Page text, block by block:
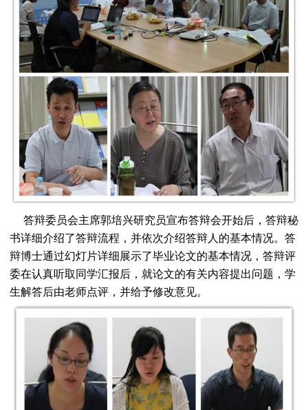
答辩委员会主席郭培兴研究员宣布答辩会开始后，答辩秘
书详细介绍了答辩流程，并依次介绍答辩人的基本情况。答
辩博士通过幻灯片详细展示了毕业论文的基本情况，答辩评
委在认真听取同学汇报后，就论文的有关内容提出问题，学
生解答后由老师点评，并给予修改意见。